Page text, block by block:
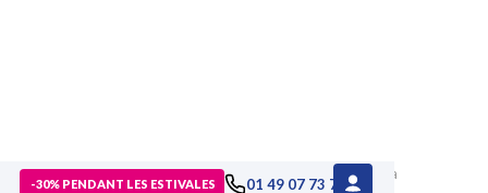
-30% PENDANT LES ESTIVALES 01 49 07 73 73
> Formations>Compétences métiers
Formation Évaluer la